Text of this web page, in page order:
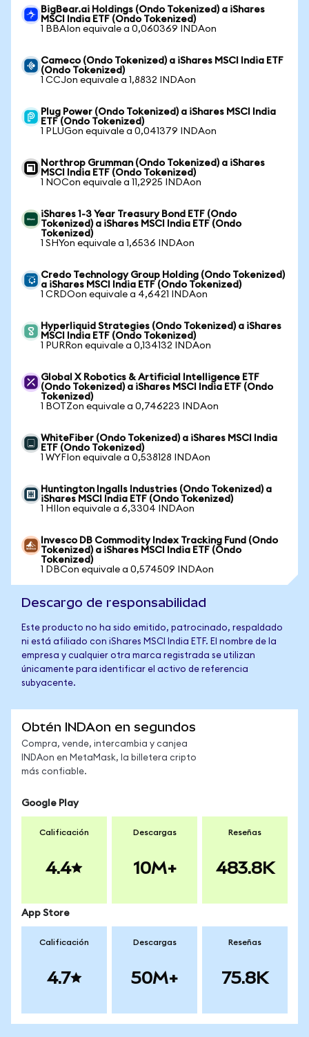
BigBear.ai Holdings (Ondo Tokenized) a iShares
MSCI India ETF (Ondo Tokenized)
1 BBAIon equivale a 0,060369 INDAon
Cameco (Ondo Tokenized) a iShares MSCI India ETF
(Ondo Tokenized)
1 CCJon equivale a 1,8832 INDAon
Plug Power (Ondo Tokenized) a iShares MSCI India
ETF (Ondo Tokenized)
1 PLUGon equivale a 0,041379 INDAon
Northrop Grumman (Ondo Tokenized) a iShares
MSCI India ETF (Ondo Tokenized)
1 NOCon equivale a 11,2925 INDAon
iShares 1-3 Year Treasury Bond ETF (Ondo
Tokenized) a iShares MSCI India ETF (Ondo
Tokenized)
1 SHYon equivale a 1,6536 INDAon
Credo Technology Group Holding (Ondo Tokenized)
a iShares MSCI India ETF (Ondo Tokenized)
1 CRDOon equivale a 4,6421 INDAon
Hyperliquid Strategies (Ondo Tokenized) a iShares
MSCI India ETF (Ondo Tokenized)
1 PURRon equivale a 0,134132 INDAon
Global X Robotics & Artificial Intelligence ETF
(Ondo Tokenized) a iShares MSCI India ETF (Ondo
Tokenized)
1 BOTZon equivale a 0,746223 INDAon
WhiteFiber (Ondo Tokenized) a iShares MSCI India
ETF (Ondo Tokenized)
1 WYFIon equivale a 0,538128 INDAon
Huntington Ingalls Industries (Ondo Tokenized) a
iShares MSCI India ETF (Ondo Tokenized)
1 HIIon equivale a 6,3304 INDAon
Invesco DB Commodity Index Tracking Fund (Ondo
Tokenized) a iShares MSCI India ETF (Ondo
Tokenized)
1 DBCon equivale a 0,574509 INDAon
Descargo de responsabilidad
Este producto no ha sido emitido, patrocinado, respaldado
ni está afiliado con iShares MSCI India ETF. El nombre de la
empresa y cualquier otra marca registrada se utilizan
únicamente para identificar el activo de referencia
subyacente.
Obtén INDAon en segundos
Compra, vende, intercambia y canjea
INDAon en MetaMask, la billetera cripto
más confiable.
Google Play
Calificación
4.4
Descargas
10M+
Reseñas
483.8K
App Store
Calificación
4.7
Descargas
50M+
Reseñas
75.8K